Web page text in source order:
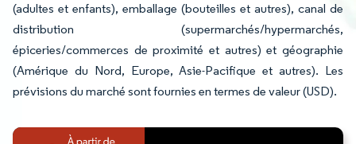
(adultes et enfants), emballage (bouteilles et autres), canal de
distribution (supermarchés/hypermarchés,
épiceries/commerces de proximité et autres) et géographie
(Amérique du Nord, Europe, Asie-Pacifique et autres). Les
prévisions du marché sont fournies en termes de valeur (USD).